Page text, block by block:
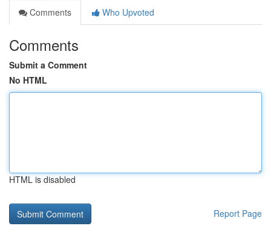
Comments
Who Upvoted
Comments
Submit a Comment
No HTML
HTML is disabled
Report Page